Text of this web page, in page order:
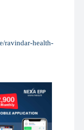
ravindar-health-